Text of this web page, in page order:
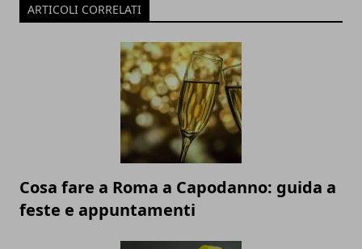
ARTICOLI CORRELATI
Cosa fare a Roma a Capodanno: guida a
feste e appuntamenti